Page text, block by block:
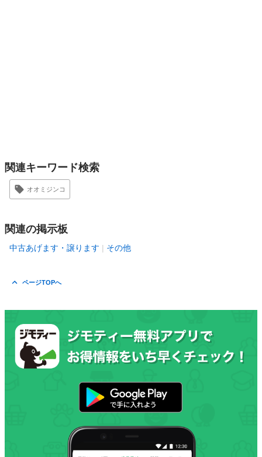
関連キーワード検索
オオミジンコ
関連の掲示板
中古あげます・譲ります その他
ページTOPへ